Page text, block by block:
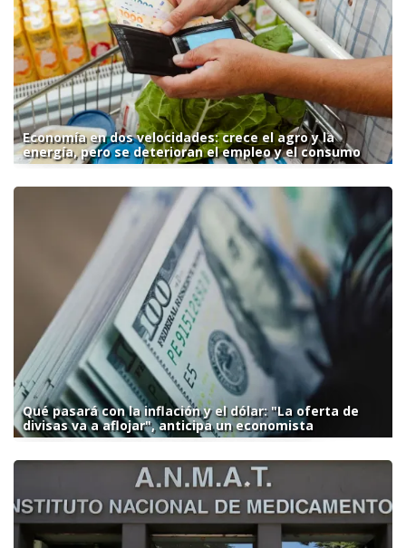
Economía en dos velocidades: crece el agro y la
energía, pero se deterioran el empleo y el consumo
Qué pasará con la inflación y el dólar: "La oferta de
divisas va a aflojar", anticipa un economista